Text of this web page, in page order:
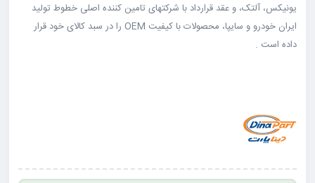
یونیکس، آلتک، و عقد قرارداد با شرکتهای تامین کننده اصلی خطوط تولید
ایران خودرو و سایپا، محصولات با کیفیت OEM را در سبد کالای خود قرار
داده است .